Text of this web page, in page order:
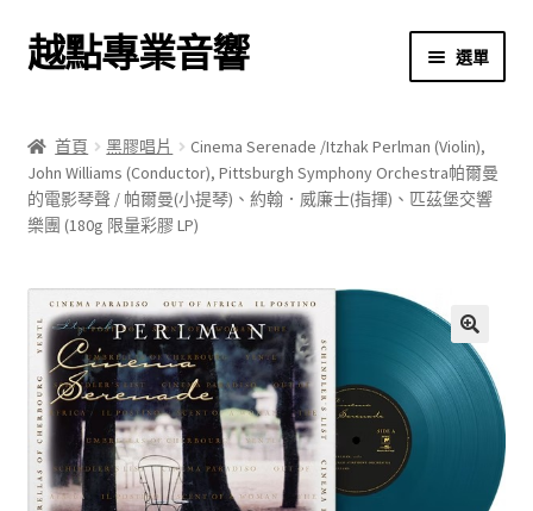
跳
至
覽
列
跳
至
要
內
容
越點專業音響 選單
商店
關於我們
我的帳號
結帳
購物車
首頁 黑膠唱片
Cinema Serenade /Itzhak Perlman (Violin),
John Williams (Conductor), Pittsburgh Symphony Orchestra帕爾曼
的電影琴聲 / 帕爾曼(小提琴)、約翰．威廉士(指揮)、匹茲堡交響
樂團 (180g 限量彩膠 LP)
🔍